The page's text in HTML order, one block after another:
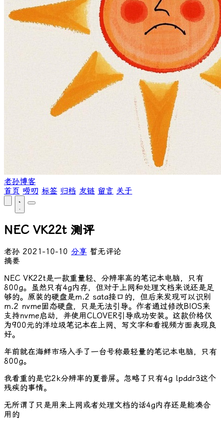
老孙博客
首页 唠叨 标签 归档 友链 留言 关于
NEC VK22t 测评
老孙 2021-10-10 分享 暂无评论
摘要
NEC VK22t是一款重量轻、分辨率高的笔记本电脑，只有
800g。虽然只有4g内存，但对于上网和处理文档来说还是足
够的。原装的硬盘是m.2 sata接口的，但后来发现可以识别
m.2 nvme固态硬盘，只是无法引导。作者通过修改BIOS来
支持nvme启动，并使用CLOVER引导成功安装。这款价格仅
为900元的洋垃圾笔记本在上网、写文字和看视频方面表现良
好。
年前就在海鲜市场入手了一台号称最轻量的笔记本电脑，只有
800g。
我看重的是它2k分辨率的夏普屏。忽略了只有4g lpddr3这个
残疾的事情。
无所谓了只是用来上网或者处理文档的话4g内存还是能凑合
用的